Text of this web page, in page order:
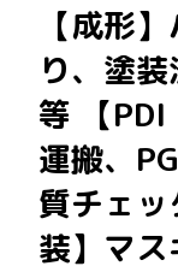
【成形
り、塗
等 【
運搬、
質チェ
装】マ